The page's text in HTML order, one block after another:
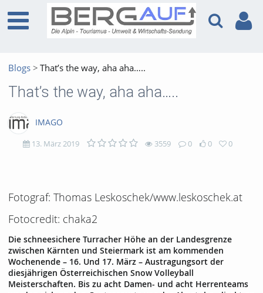
Blogs That’s the way, aha aha…..
That’s the way, aha aha…..
IMAGO
13. März 2019 3559 0 0 0
Fotograf: Thomas Leskoschek/www.leskoschek.at
Fotocredit: chaka2
Die schneesichere Turracher Höhe an der Landesgrenze
zwischen Kärnten und Steiermark ist am kommenden
Wochenende – 16. Und 17. März – Austragungsort der
diesjährigen Österreichischen Snow Volleyball
Meisterschaften. Bis zu acht Damen- und acht Herrenteams